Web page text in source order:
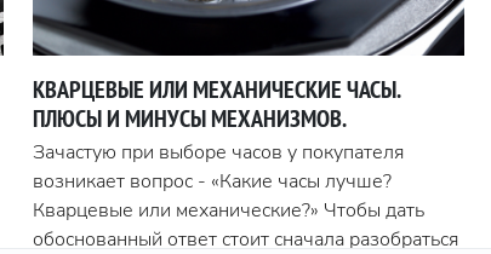
КВАРЦЕВЫЕ ИЛИ МЕХАНИЧЕСКИЕ ЧАСЫ.
ПЛЮСЫ И МИНУСЫ МЕХАНИЗМОВ.
Зачастую при выборе часов у покупателя
возникает вопрос - «Какие часы лучше?
Кварцевые или механические?» Чтобы дать
обоснованный ответ стоит сначала разобраться